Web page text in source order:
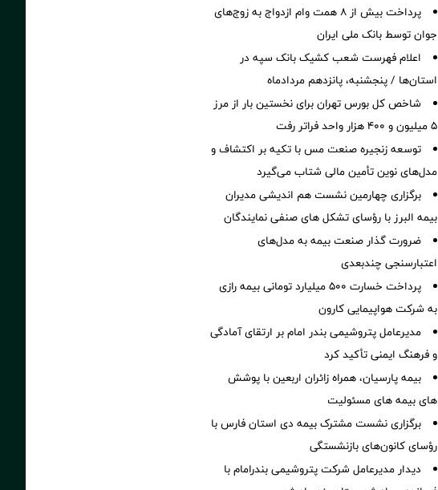
پرداخت بیش از ۸ همت وام ازدواج به زوج‌های
جوان توسط بانک ملی ایران
اعلام فهرست شعب کشیک بانک سپه در
استان‌ها / پنجشنبه، پانزدهم مردادماه
شاخص کل بورس تهران برای نخستین بار از مرز
۵ میلیون و ۴۰۰ هزار واحد فراتر رفت
توسعه زنجیره صنعت مس با تکیه بر اکتشاف و
مدل‌های نوین تأمین مالی شتاب می‌گیرد
برگزاری چهارمین نشست هم اندیشی مدیران
بیمه البرز با رؤسای تشکل های صنفی نمایندگان
ضرورت گذار صنعت بیمه به مدل‌های
اعتبارسنجی چندبعدی
پرداخت خسارت ۵۰۰ میلیارد تومانی بیمه رازی
به شرکت هواپیمایی کارون
مدیرعامل پتروشیمی بندر امام بر ارتقای آمادگی
و فرهنگ ایمنی تأکید کرد
بیمه پارسیان، همراه زائران اربعین با پوشش
های بیمه های مسئولیت
برگزاری نشست مشترک بیمه دی استان فارس با
رؤسای کانون‌های بازنشستگی
دیدار مدیرعامل شرکت پتروشیمی بندرامام با